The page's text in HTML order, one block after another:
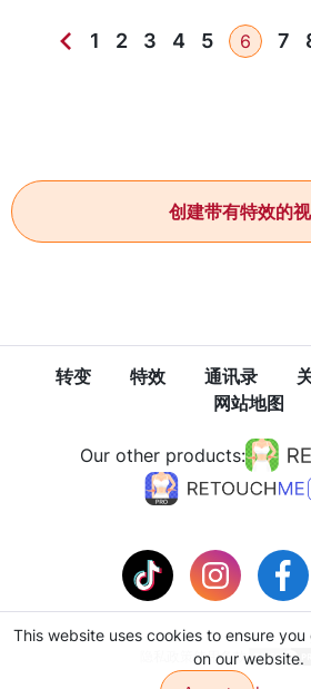
1 2 3 4 5 6 7
创建带有特效的
转变 特效 通讯录
网站地图
使用条款
Our other products:
This website uses cookies to ensure
on our website.